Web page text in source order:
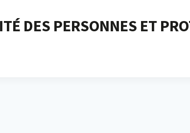
DES PERSONNES ET